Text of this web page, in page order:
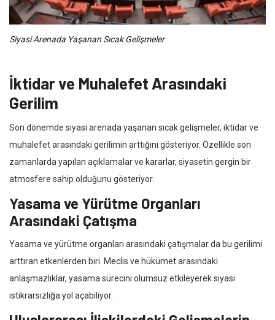
Siyasi Arenada Yaşanan Sıcak Gelişmeler
İktidar ve Muhalefet Arasındaki
Gerilim
Son dönemde siyasi arenada yaşanan sıcak gelişmeler, iktidar ve
muhalefet arasındaki gerilimin arttığını gösteriyor. Özellikle son
zamanlarda yapılan açıklamalar ve kararlar, siyasetin gergin bir
atmosfere sahip olduğunu gösteriyor.
Yasama ve Yürütme Organları
Arasındaki Çatışma
Yasama ve yürütme organları arasındaki çatışmalar da bu gerilimi
arttıran etkenlerden biri. Meclis ve hükümet arasındaki
anlaşmazlıklar, yasama sürecini olumsuz etkileyerek siyasi
istikrarsızlığa yol açabiliyor.